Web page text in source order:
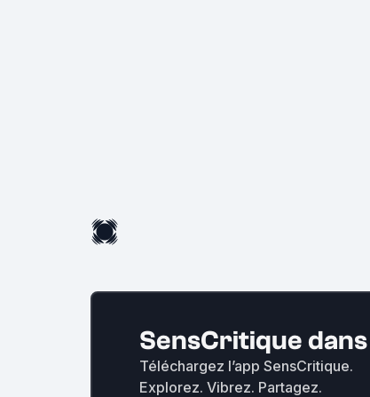
SensCritique
Téléchargez l’app SensCritique.
Explorez. Vibrez. Partagez.